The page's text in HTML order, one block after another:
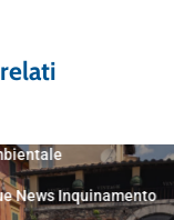
News Inquinamento